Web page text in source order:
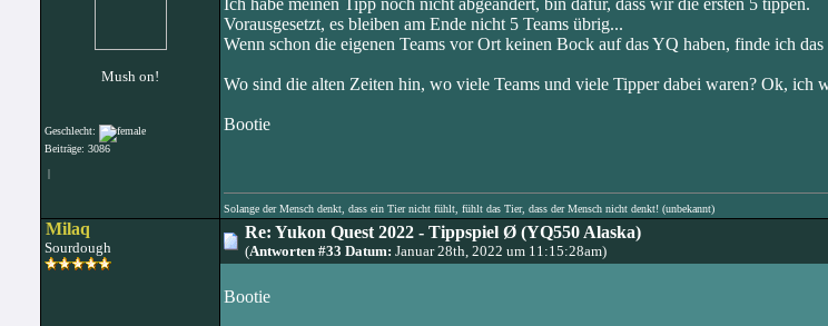
Mush on!
Geschlecht:
Beiträge: 3086
|
Ich habe meinen Tipp noch nicht abgeändert, bin dafür, dass wir die ersten 5 tippen.
Vorausgesetzt, es bleiben am Ende nicht 5 Teams übrig...
Wenn schon die eigenen Teams vor Ort keinen Bock auf das YQ haben, finde ich das
Wo sind die alten Zeiten hin, wo viele Teams und viele Tipper dabei waren? Ok, ich
Bootie
Solange der Mensch denkt, dass ein Tier nicht fühlt, fühlt das Tier, dass der Mensch nicht denkt! (unbekannt)
Milaq
Sourdough
Re: Yukon Quest 2022 - Tippspiel Ø (YQ550 Alaska)
(Antworten #33 Datum: Januar 28th, 2022 um 11:15:28am)
Bootie